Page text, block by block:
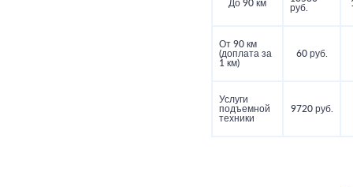
До 90 км
руб.
От 90 км
(доплата за
1 км)
60 руб.
Услуги
подъемной
техники
9720 руб.